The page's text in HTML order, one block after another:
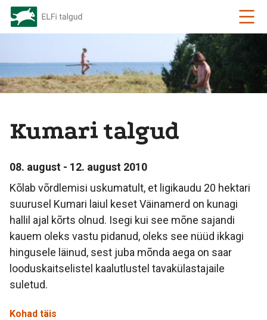
Kumari talgud
08. august - 12. august 2010
Kõlab võrdlemisi uskumatult, et ligikaudu 20 hektari
suurusel Kumari laiul keset Väinamerd on kunagi
hallil ajal kõrts olnud. Isegi kui see mõne sajandi
kauem oleks vastu pidanud, oleks see nüüd ikkagi
hingusele läinud, sest juba mõnda aega on saar
looduskaitselistel kaalutlustel tavakülastajaile
suletud.
Kohad täis